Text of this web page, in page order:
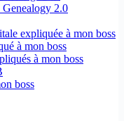
Genealogy 2.0
expliquée à mon boss
à mon boss
à mon boss
boss